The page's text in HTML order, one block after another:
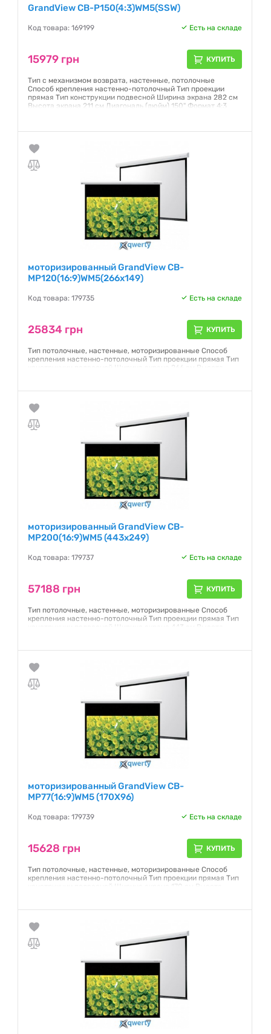
GrandView CB-P150(4:3)WM5(SSW)
Код товара: 169199 Есть на складе
15979 грн КУПИТЬ
Тип с механизмом возврата, настенные, потолочные
Способ крепления настенно-потолочный Тип проекции
прямая Тип конструкции подвесной Ширина экрана 282 см
Высота экрана 211 см Диагональ (дюйм) 150" Формат 4:3
Гарантия:6 месяцев
моторизированный GrandView CB-
MP120(16:9)WM5(266x149)
Код товара: 179735 Есть на складе
25834 грн КУПИТЬ
Тип потолочные, настенные, моторизированные Способ
крепления настенно-потолочный Тип проекции прямая Тип
конструкции подвесной Ширина экрана 266 см Высота
Гарантия:
моторизированный GrandView CB-
MP200(16:9)WM5 (443x249)
Код товара: 179737 Есть на складе
57188 грн КУПИТЬ
Тип потолочные, настенные, моторизированные Способ
крепления настенно-потолочный Тип проекции прямая Тип
конструкции подвесной Ширина экрана 443 см Высота
Гарантия:
моторизированный GrandView CB-
MP77(16:9)WM5 (170X96)
Код товара: 179739 Есть на складе
15628 грн КУПИТЬ
Тип потолочные, настенные, моторизированные Способ
крепления настенно-потолочный Тип проекции прямая Тип
конструкции подвесной Ширина экрана 170 см Высота
Гарантия: